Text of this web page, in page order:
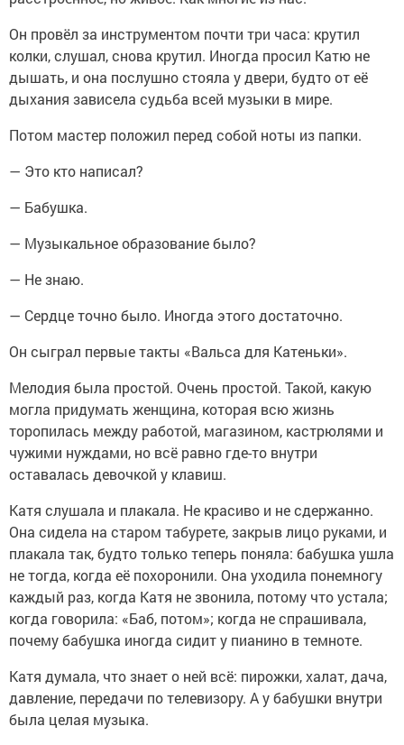
Он провёл за инструментом почти три часа: крутил
колки, слушал, снова крутил. Иногда просил Катю не
дышать, и она послушно стояла у двери, будто от её
дыхания зависела судьба всей музыки в мире.
Потом мастер положил перед собой ноты из папки.
— Это кто написал?
— Бабушка.
— Музыкальное образование было?
— Не знаю.
— Сердце точно было. Иногда этого достаточно.
Он сыграл первые такты «Вальса для Катеньки».
Мелодия была простой. Очень простой. Такой, какую
могла придумать женщина, которая всю жизнь
торопилась между работой, магазином, кастрюлями и
чужими нуждами, но всё равно где-то внутри
оставалась девочкой у клавиш.
Катя слушала и плакала. Не красиво и не сдержанно.
Она сидела на старом табурете, закрыв лицо руками, и
плакала так, будто только теперь поняла: бабушка ушла
не тогда, когда её похоронили. Она уходила понемногу
каждый раз, когда Катя не звонила, потому что устала;
когда говорила: «Баб, потом»; когда не спрашивала,
почему бабушка иногда сидит у пианино в темноте.
Катя думала, что знает о ней всё: пирожки, халат, дача,
давление, передачи по телевизору. А у бабушки внутри
была целая музыка.